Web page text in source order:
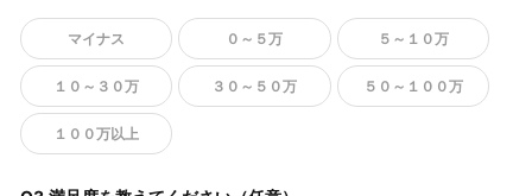
マイナス ０～５万 ５～１０万
１０～３０万 ３０～５０万 ５０～１００万
１００万以上